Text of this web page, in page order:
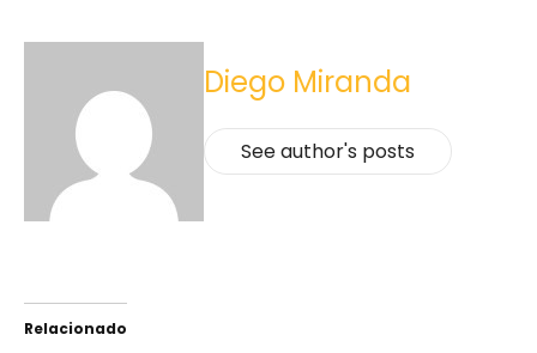
Diego Miranda
See author's posts
Relacionado